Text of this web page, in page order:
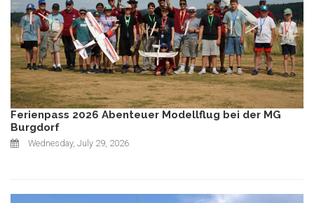
Ferienpass 2026 Abenteuer Modellflug bei der MG
Burgdorf
Wednesday, July 29, 2026